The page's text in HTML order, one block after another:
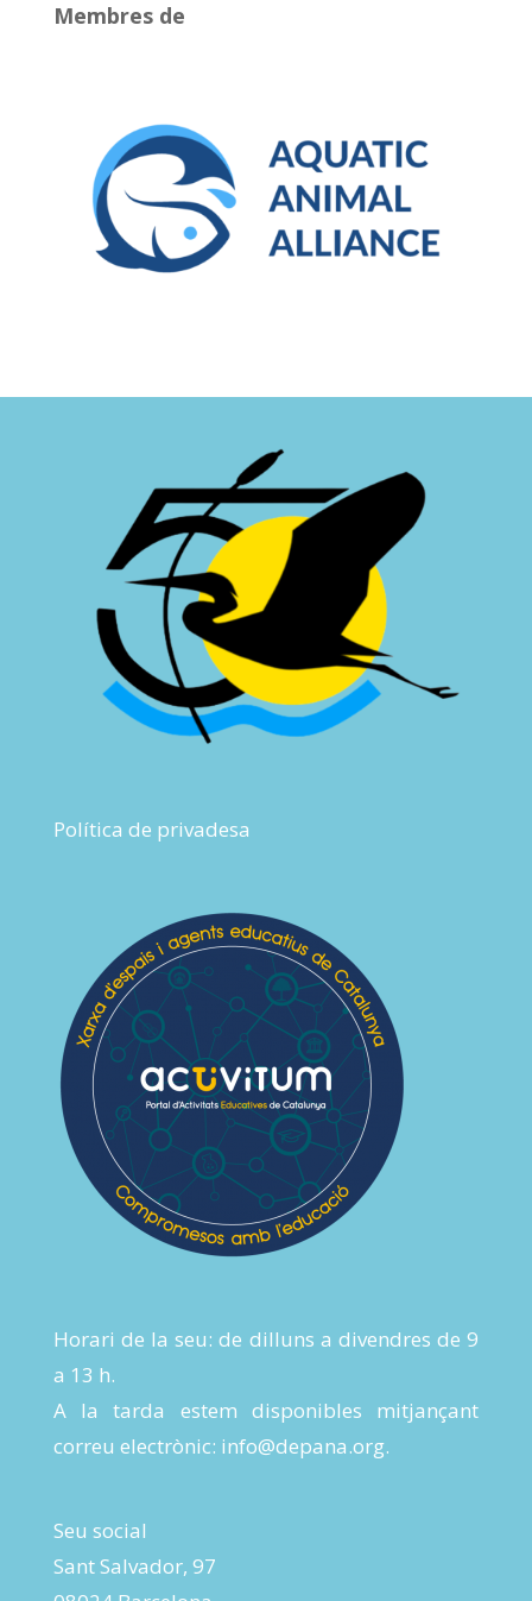
Membres de
Política de privadesa
Horari de la seu: de dilluns a divendres de 9
a 13 h.
A la tarda estem disponibles mitjançant
correu electrònic: info@depana.org.
Seu social
Sant Salvador, 97